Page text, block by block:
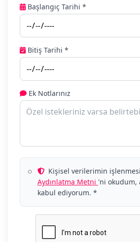
Başlangıç Tarihi *
Bitiş Tarihi *
Ek Notlarınız
Kişisel verilerimin
Aydınlatma Metni 'ni okudum,
kabul ediyorum. *